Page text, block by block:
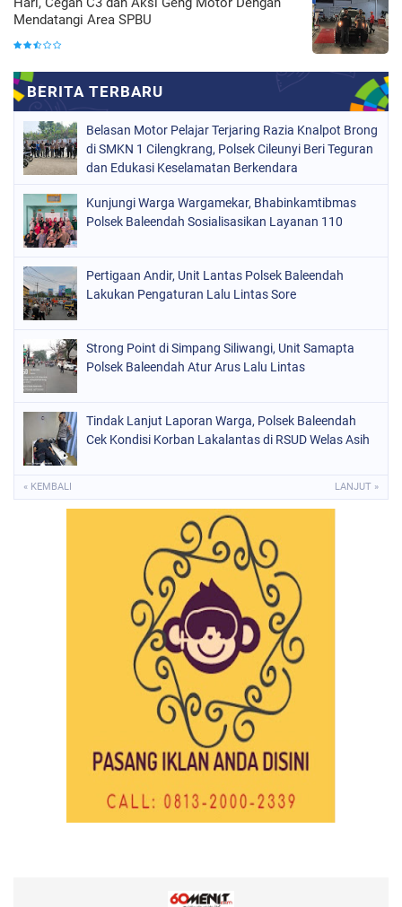
Mendatangi Area SPBU
Belasan Motor Pelajar Terjaring Razia Knalpot Brong
di SMKN 1 Cilengkrang, Polsek Cileunyi Beri Teguran
dan Edukasi Keselamatan Berkendara
Kunjungi Warga Wargamekar, Bhabinkamtibmas
Polsek Baleendah Sosialisasikan Layanan 110
Pertigaan Andir, Unit Lantas Polsek Baleendah
Lakukan Pengaturan Lalu Lintas Sore
Strong Point di Simpang Siliwangi, Unit Samapta
Polsek Baleendah Atur Arus Lalu Lintas
Tindak Lanjut Laporan Warga, Polsek Baleendah
Cek Kondisi Korban Lakalantas di RSUD Welas Asih
« KEMBALI LANJUT »